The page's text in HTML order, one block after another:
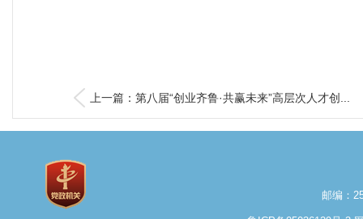
上一篇：第八届“创业齐鲁·共赢未来”高层次人才创...
邮编：